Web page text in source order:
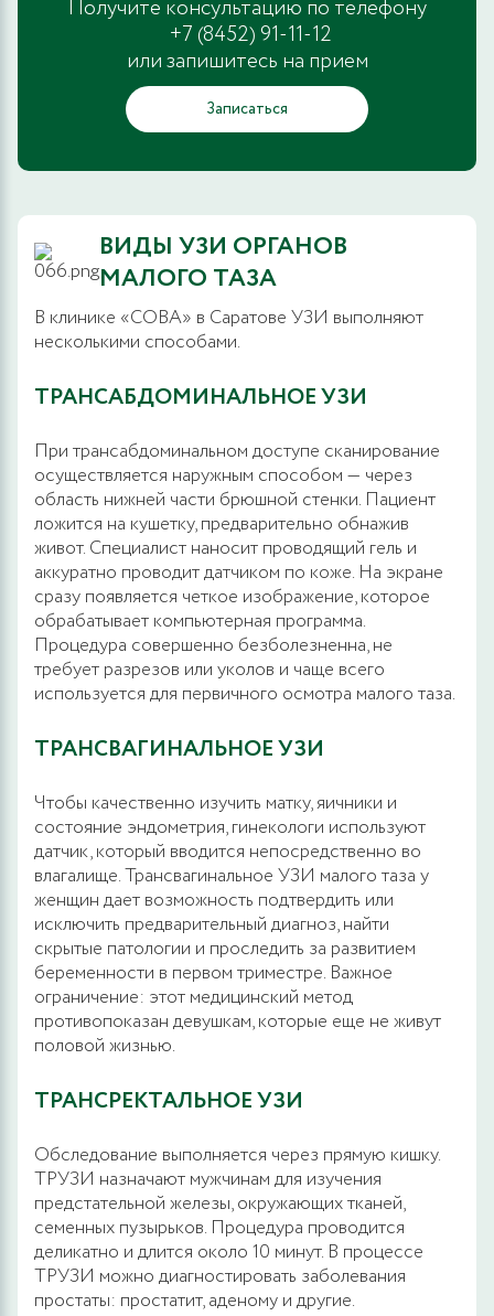
Получите консультацию по телефону
+7 (8452) 91-11-12
или запишитесь на прием
Записаться
ВИДЫ УЗИ ОРГАНОВ
МАЛОГО ТАЗА
В клинике «СОВА» в Саратове УЗИ выполняют
несколькими способами.
ТРАНСАБДОМИНАЛЬНОЕ УЗИ
При трансабдоминальном доступе сканирование
осуществляется наружным способом — через
область нижней части брюшной стенки. Пациент
ложится на кушетку, предварительно обнажив
живот. Специалист наносит проводящий гель и
аккуратно проводит датчиком по коже. На экране
сразу появляется четкое изображение, которое
обрабатывает компьютерная программа.
Процедура совершенно безболезненна, не
требует разрезов или уколов и чаще всего
используется для первичного осмотра малого таза.
ТРАНСВАГИНАЛЬНОЕ УЗИ
Чтобы качественно изучить матку, яичники и
состояние эндометрия, гинекологи используют
датчик, который вводится непосредственно во
влагалище. Трансвагинальное УЗИ малого таза у
женщин дает возможность подтвердить или
исключить предварительный диагноз, найти
скрытые патологии и проследить за развитием
беременности в первом триместре. Важное
ограничение: этот медицинский метод
противопоказан девушкам, которые еще не живут
половой жизнью.
ТРАНСРЕКТАЛЬНОЕ УЗИ
Обследование выполняется через прямую кишку.
ТРУЗИ назначают мужчинам для изучения
предстательной железы, окружающих тканей,
семенных пузырьков. Процедура проводится
деликатно и длится около 10 минут. В процессе
ТРУЗИ можно диагностировать заболевания
простаты: простатит, аденому и другие.